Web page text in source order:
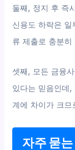
둘째, 정지 후 즉
신용도 하락은
류 제출로 충분히
셋째, 모든 금융
있다는 믿음인데
계에 차이가 크
자주 묻